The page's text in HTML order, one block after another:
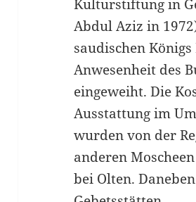
Kulturstiftung in
Abdul Aziz in
saudischen
Anwesenheit des
eingeweiht. Die
Ausstattung im
wurden von der
anderen
bei Olten.